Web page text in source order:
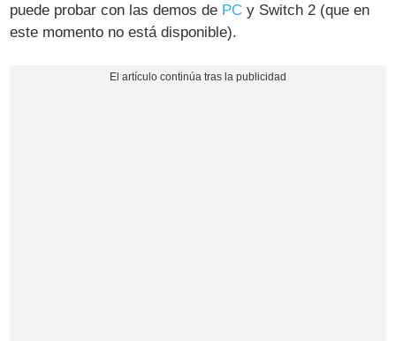
puede probar con las demos de PC y Switch 2 (que en
este momento no está disponible).